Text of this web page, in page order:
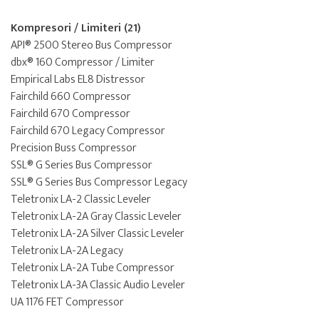
Kompresori / Limiteri (21)
API® 2500 Stereo Bus Compressor
dbx® 160 Compressor / Limiter
Empirical Labs EL8 Distressor
Fairchild 660 Compressor
Fairchild 670 Compressor
Fairchild 670 Legacy Compressor
Precision Buss Compressor
SSL® G Series Bus Compressor
SSL® G Series Bus Compressor Legacy
Teletronix LA-2 Classic Leveler
Teletronix LA-2A Gray Classic Leveler
Teletronix LA-2A Silver Classic Leveler
Teletronix LA-2A Legacy
Teletronix LA-2A Tube Compressor
Teletronix LA-3A Classic Audio Leveler
UA 1176 FET Compressor